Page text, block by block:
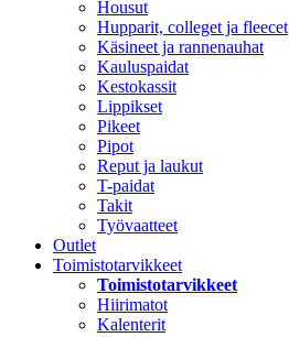
Housut
Hupparit, colleget ja fleecet
Käsineet ja rannenauhat
Kauluspaidat
Kestokassit
Lippikset
Pikeet
Pipot
Reput ja laukut
T-paidat
Takit
Työvaatteet
Outlet
Toimistotarvikkeet
Toimistotarvikkeet
Hiirimatot
Kalenterit